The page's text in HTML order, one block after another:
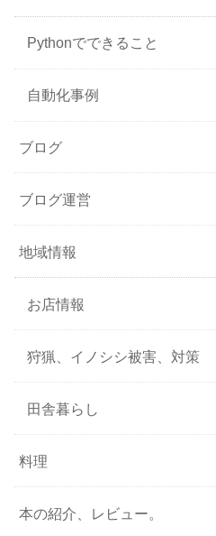
Pythonでできること
自動化事例
ブログ
ブログ運営
地域情報
お店情報
狩猟、イノシシ被害、対策
田舎暮らし
料理
本の紹介、レビュー。